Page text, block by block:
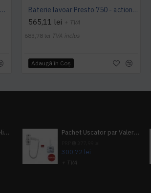
Robinet Presto 712 cu actionare la genunchi montabil pe perete, Presto Baterie lavoar Presto 750 - actionare cu cotul, Presto
565,11 lei + TVA
683,78 lei TVA inclus
Adaugă în Coş
Pachet 100 seturi hoteliere, set dentar, set barbierit, casca de dus, pila unghii, set cusut Pachet Uscator par Valera Action Super Plus + GRATUIT Sampon si gel de dus Tork
300,72 lei
+ TVA